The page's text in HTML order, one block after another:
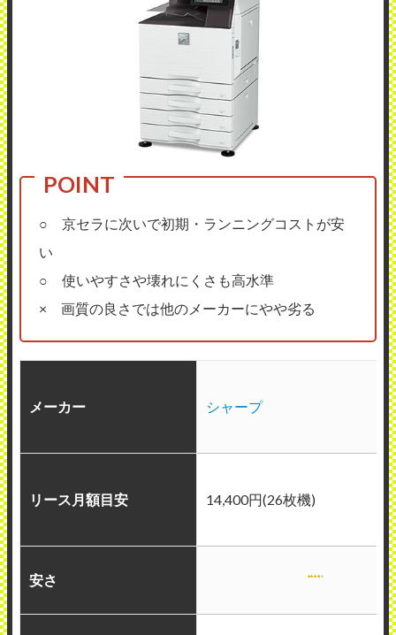
○ 京セラに次いで初期・ランニングコストが安
い
○ 使いやすさや壊れにくさも高水準
× 画質の良さでは他のメーカーにやや劣る
メーカー シャープ
リース月額目安 14,400円(26枚機)
安さ